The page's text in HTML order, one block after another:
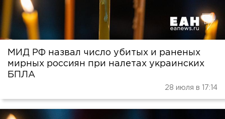
МИД РФ назвал число убитых и раненых
мирных россиян при налетах украинских
БПЛА
28 июля в 17:14